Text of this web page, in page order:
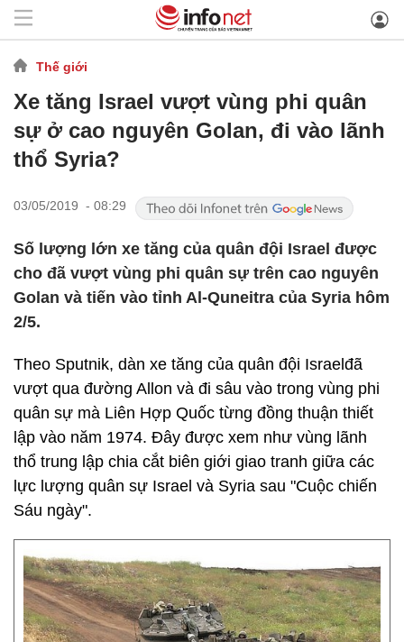
Thế giới
Xe tăng Israel vượt vùng phi quân
sự ở cao nguyên Golan, đi vào lãnh
thổ Syria?
03/05/2019 - 08:29
Số lượng lớn xe tăng của quân đội Israel được
cho đã vượt vùng phi quân sự trên cao nguyên
Golan và tiến vào tỉnh Al-Quneitra của Syria hôm
2/5.
Theo Sputnik, dàn xe tăng của quân đội Israelđã
vượt qua đường Allon và đi sâu vào trong vùng phi
quân sự mà Liên Hợp Quốc từng đồng thuận thiết
lập vào năm 1974. Đây được xem như vùng lãnh
thổ trung lập chia cắt biên giới giao tranh giữa các
lực lượng quân sự Israel và Syria sau "Cuộc chiến
Sáu ngày".